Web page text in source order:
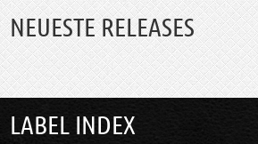
NEUESTE RELEASES
LABEL INDEX